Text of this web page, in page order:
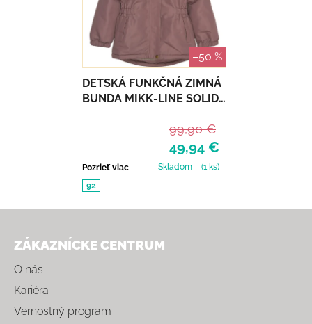
–50 %
DETSKÁ FUNKČNÁ ZIMNÁ
BUNDA MIKK-LINE SOLID -
49,94 €
99,90 €
Pozrieť viac Skladom
(1 ks)
92
ZÁKAZNÍCKE CENTRUM
O nás
Kariéra
Vernostný program